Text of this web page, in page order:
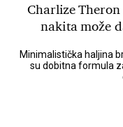
Charlize
nakita može
Minimalistička haljina
su dobitna formula